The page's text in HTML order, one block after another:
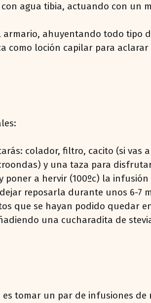
agua tibia, actuando con un
ahuyentando todo tipo
como loción capilar para
colador, filtro, cacito (si vas
y una taza para
a hervir (100ºc) la
reposarla durante unos 6-7
que se hayan podido quedar
una cucharadita de
tomar un par de infusiones